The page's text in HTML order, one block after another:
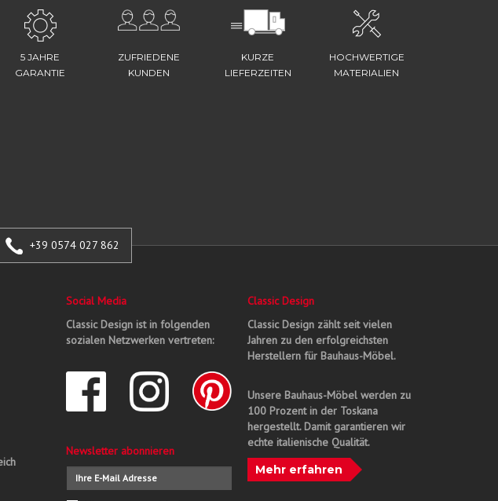
5 JAHRE
GARANTIE
ZUFRIEDENE
KUNDEN
KURZE
LIEFERZEITEN
HOCHWERTIGE
MATERIALIEN
+39 0574 027 862
Social Media
Classic Design ist in folgenden
sozialen Netzwerken vertreten:
Newsletter abonnieren
Classic Design
Classic Design zählt seit vielen
Jahren zu den erfolgreichsten
Herstellern für Bauhaus-Möbel.
Unsere Bauhaus-Möbel werden zu
100 Prozent in der Toskana
hergestellt. Damit garantieren wir
echte italienische Qualität.
Mehr erfahren